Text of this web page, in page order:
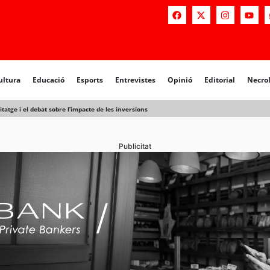
Educació Esports Entrevistes Opinió Editorial
i el debat sobre l’impacte de les inversions
Publicitat